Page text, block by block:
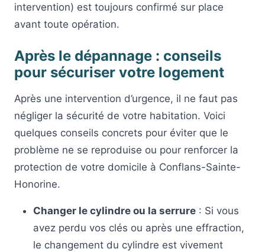
intervention) est toujours confirmé sur place
avant toute opération.
Après le dépannage : conseils
pour sécuriser votre logement
Après une intervention d’urgence, il ne faut pas
négliger la sécurité de votre habitation. Voici
quelques conseils concrets pour éviter que le
problème ne se reproduise ou pour renforcer la
protection de votre domicile à Conflans-Sainte-
Honorine.
Changer le cylindre ou la serrure : Si vous
avez perdu vos clés ou après une effraction,
le changement du cylindre est vivement